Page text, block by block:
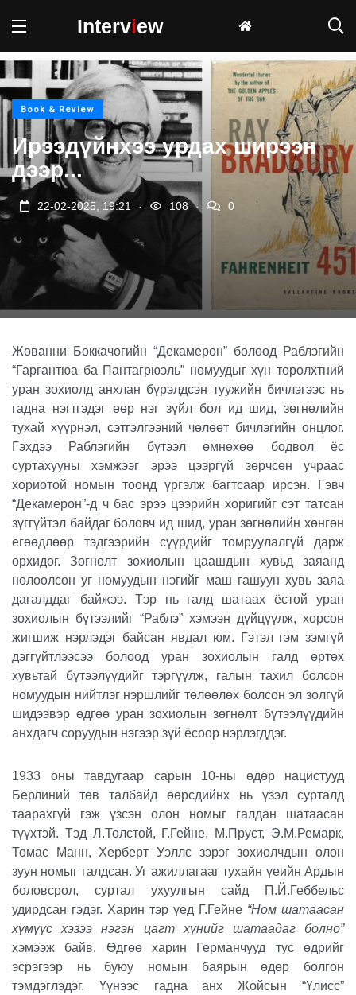
Interview
Book & Review
Ирээдүйнхээ урдах ширээн
дээр...
22-02-2025, 19:21 108 0
Жованни Боккачогийн “Декамерон” болоод Раблэгийн
“Гаргантюа ба Пантагрюэль” номуудыг хүн төрөлхтний
уран зохиолд анхлан бүрэлдсэн туужийн бичлэгээс нь
гадна нэгтгэдэг өөр нэг зүйл бол ид шид, зөгнөлийн
тухай хүүрнэл, сэтгэлгээний чөлөөт бичлэгийн онцлог.
Гэхдээ Раблэгийн бүтээл өмнөхөө бодвол ёс
суртахууны хэмжээг эрээ цээргүй зөрчсөн учраас
хориотой номын тоонд үргэлж багтсаар ирсэн. Гэвч
“Декамерон”-д ч бас эрээ цээрийн хоригийг сэт татсан
зүггүйтэл байдаг боловч ид шид, уран зөгнөлийн хөнгөн
егөөдлөөр тэдгээрийн сүүрдийг томруулалгүй дарж
орхидог. Зөгнөлт зохиолын цаашдын хувьд заяанд
нөлөөлсөн уг номуудын нэгийг маш гашуун хувь заяа
дагалддаг байжээ. Тэр нь галд шатаах ёстой уран
зохиолын бүтээлийг “Раблэ” хэмээн дүйцүүлж, хорсон
жигшиж нэрлэдэг байсан явдал юм. Гэтэл гэм зэмгүй
дэггүйтлээсээ болоод уран зохиолын галд өртөх
хувьтай бүтээлүүдийг тэргүүлж, галын тахил болсон
номуудын нийтлэг нэршлийг төлөөлөх болсон эл золгүй
шидээвэр өдгөө уран зохиолын зөгнөлт бүтээлүүдийн
анхдагч соруудын нэгээр зүй ёсоор нэрлэгддэг.
1933 оны тавдугаар сарын 10-ны өдөр нацистууд
Берлиний төв талбайд өөрсдийнх нь үзэл сурталд
таарахгүй гэж үзсэн олон номыг галдан шатаасан
түүхтэй. Тэд Л.Толстой, Г.Гейне, М.Пруст, Э.М.Ремарк,
Томас Манн, Херберт Уэллс зэрэг зохиолчдын олон
зуун номыг галдсан. Уг ажиллагааг тухайн үеийн Ардын
боловсрол, суртал ухуулгын сайд П.Й.Геббельс
удирдсан гэдэг. Харин тэр үед Г.Гейне “Ном шатаасан
хүмүүс хэзээ нэгэн цагт хүнийг шатаадаг болно”
хэмээж байв. Өдгөө харин Германчууд тус өдрийг
эсрэгээр нь буюу номын баярын өдөр болгон
тэмдэглэдэг. Үүнээс гадна анх Жойсын “Үлисс”